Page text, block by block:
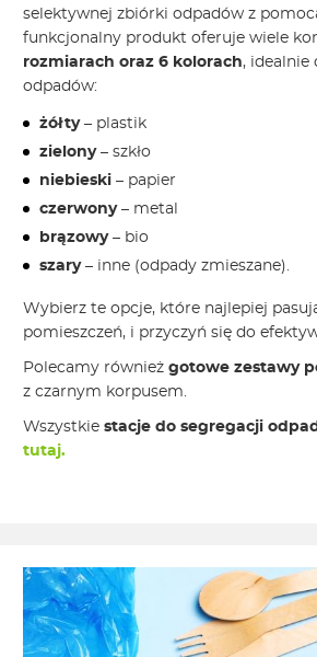
selektywnej zbiórki odpadów z
funkcjonalny produkt oferuje wiele
rozmiarach oraz 6 kolorach, idealnie
odpadów:
żółty– plastik
zielony– szkło
niebieski – papier
czerwony– metal
brązowy– bio
szary– inne (odpady zmieszane).
Wybierz te opcje, które najlepiej
pomieszczeń, i przyczyń się do
Polecamy również gotowe zestawy
z czarnym korpusem.
Wszystkie stacje do segregacji
tutaj.